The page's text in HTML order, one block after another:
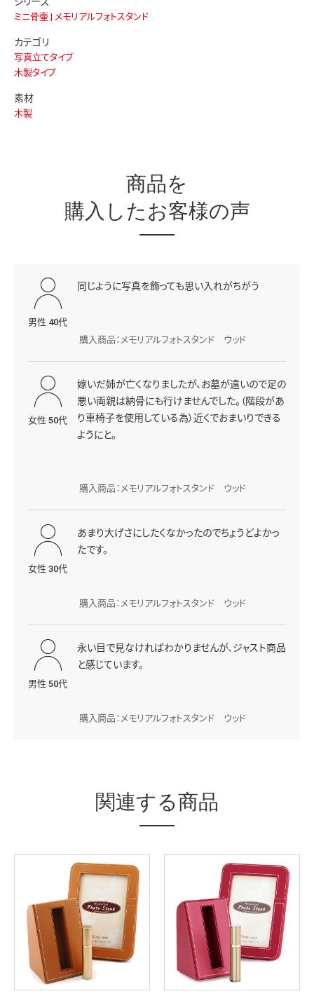
ミニ骨壷 | メモリアルフォトスタンド
カテゴリ
写真立てタイプ
木製タイプ
素材
木製
商品を
購入したお客様の声
男性 40代
同じように写真を飾っても思い入れがちがう
購入商品：メモリアルフォトスタンド ウッド
女性 50代
嫁いだ姉が亡くなりましたが、お墓が遠いので足の
悪い両親は納骨にも行けませんでした。（階段があ
り車椅子を使用している為）近くでおまいりできる
ようにと。
購入商品：メモリアルフォトスタンド ウッド
女性 30代
あまり大げさにしたくなかったのでちょうどよかっ
たです。
購入商品：メモリアルフォトスタンド ウッド
男性 50代
永い目で見なければわかりませんが、ジャスト商品
と感じています。
購入商品：メモリアルフォトスタンド ウッド
関連する商品